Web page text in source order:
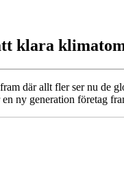
klara
där allt fler ser nu de
ny generation företag